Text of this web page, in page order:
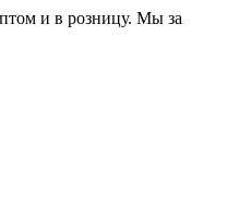
и в розницу. Мы за